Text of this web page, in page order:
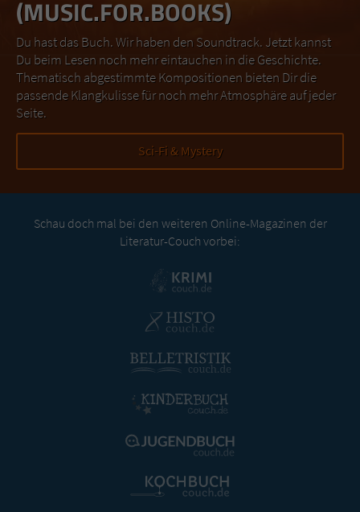
(MUSIC.FOR.BOOKS)
Du hast das Buch. Wir haben den Soundtrack. Jetzt kannst
Du beim Lesen noch mehr eintauchen in die Geschichte.
Thematisch abgestimmte Kompositionen bieten Dir die
passende Klangkulisse für noch mehr Atmosphäre auf jeder
Seite.
Sci-Fi & Mystery
Schau doch mal bei den weiteren Online-Magazinen der
Literatur-Couch vorbei: